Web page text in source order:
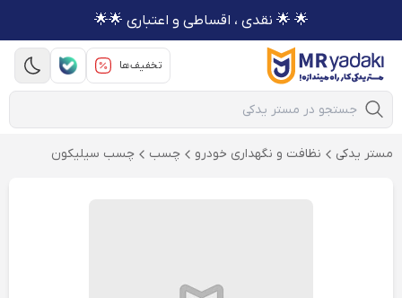
🌟 🌟 نقدی ، اقساطی و اعتباری 🌟🌟
تخفیف‌ها
Mobile Search
مستر یدکی نظافت و نگهداری خودرو چسب چسب سیلیکون